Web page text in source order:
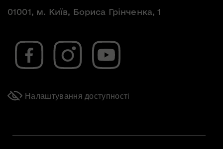
01001, м. Київ, Бориса Грінченка, 1
Налаштування доступності